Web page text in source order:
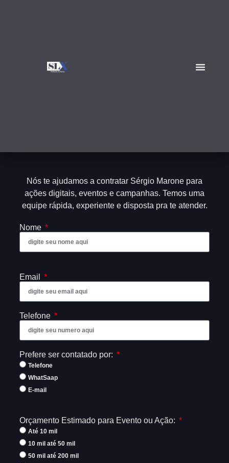
Nós te ajudamos a contratar Sérgio Marone para
ações digitais, eventos e campanhas. Temos uma
equipe rápida, experiente e disposta pra te atender.
Nome
Email
Telefone
Prefere ser contatado por:
Telefone
WhatSaap
E-mail
Orçamento Estimado para Evento ou Ação:
Até 10 mil
10 mil até 50 mil
50 mil até 200 mil